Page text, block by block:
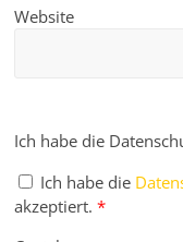
Website
Ich habe die
Ich habe die
akzeptiert. *